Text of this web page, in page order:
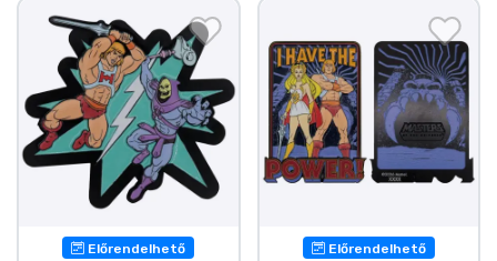
Előrendelhető Előrendelhető
Zenés cuccok
Terméktípusok
Márkák